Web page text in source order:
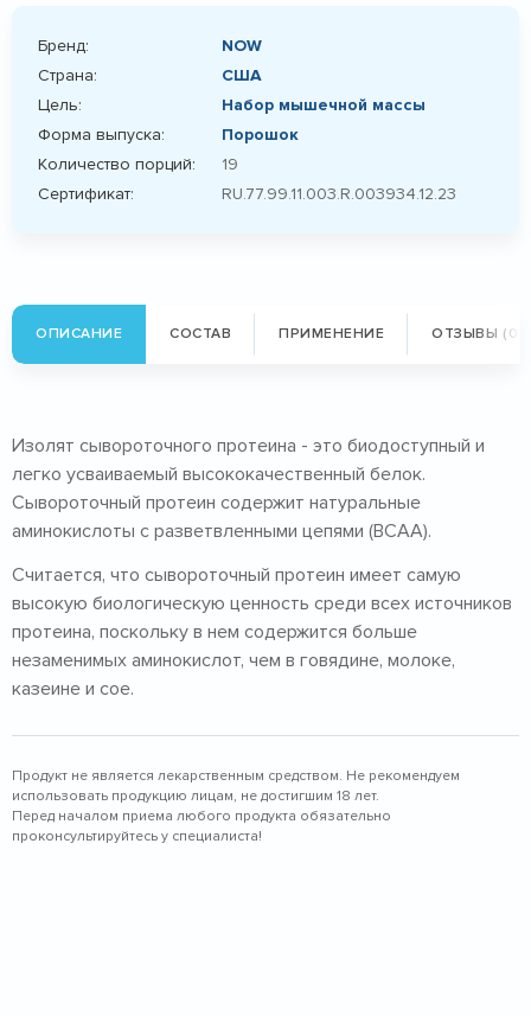
Бренд:
NOW
Страна:
США
Цель:
Набор мышечной массы
Форма выпуска:
Порошок
Количество порций:
19
Сертификат:
RU.77.99.11.003.R.003934.12.23
ОПИСАНИЕ СОСТАВ ПРИМЕНЕНИЕ ОТЗЫВЫ (0)
Изолят сывороточного протеина - это биодоступный и
легко усваиваемый высококачественный белок.
Сывороточный протеин содержит натуральные
аминокислоты с разветвленными цепями (BCAA).
Считается, что сывороточный протеин имеет самую
высокую биологическую ценность среди всех источников
протеина, поскольку в нем содержится больше
незаменимых аминокислот, чем в говядине, молоке,
казеине и сое.
Продукт не является лекарственным средством. Не рекомендуем
использовать продукцию лицам, не достигшим 18 лет.
Перед началом приема любого продукта обязательно
проконсультируйтесь у специалиста!